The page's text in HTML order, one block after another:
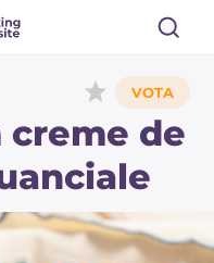
creme de